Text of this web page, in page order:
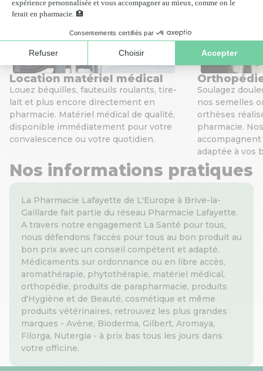
Location matériel médical
Louez béquilles, fauteuils roulants, tire-
lait et plus encore directement en
pharmacie. Matériel médical de qualité,
disponible immédiatement pour votre
convalescence ou votre quotidien.
Soulagez
nos semelles
orthèses
pharmacie.
adaptée à vos
Nos informations pratiques
La Pharmacie Lafayette de L'Europe à Brive-la-
Gaillarde fait partie du réseau Pharmacie Lafayette.
A travers notre engagement La Santé pour tous,
nous défendons l'accès pour tous au bon produit au
bon prix avec un conseil compétent et adapté.
Médicaments sur ordonnance ou en libre accès,
aromathérapie, phytothérapie, matériel médical,
orthopédie, produits de parapharmacie, produits
d'Hygiène et de Beauté, cosmétique et même
produits vétérinaires, retrouvez les plus grandes
marques - Avène, Bioderma, Gilbert, Aromaya,
Filorga, Nutergia - à prix bas tous les jours dans
votre officine.